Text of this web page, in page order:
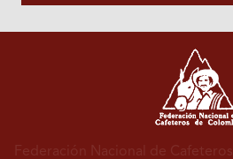
Federación Nacional de Cafeteros